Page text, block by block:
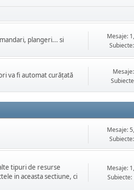
plangeri... si
Mesaje:
va fi automat curățată
Mesaje:
tipuri de resurse
in aceasta sectiune, ci
Mesaje:
Subiecte: